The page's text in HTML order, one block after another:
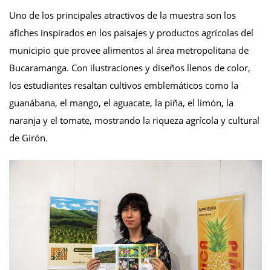
Uno de los principales atractivos de la muestra son los
afiches inspirados en los paisajes y productos agrícolas del
municipio que provee alimentos al área metropolitana de
Bucaramanga. Con ilustraciones y diseños llenos de color,
los estudiantes resaltan cultivos emblemáticos como la
guanábana, el mango, el aguacate, la piña, el limón, la
naranja y el tomate, mostrando la riqueza agrícola y cultural
de Girón.